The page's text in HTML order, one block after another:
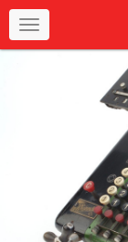
Navigation